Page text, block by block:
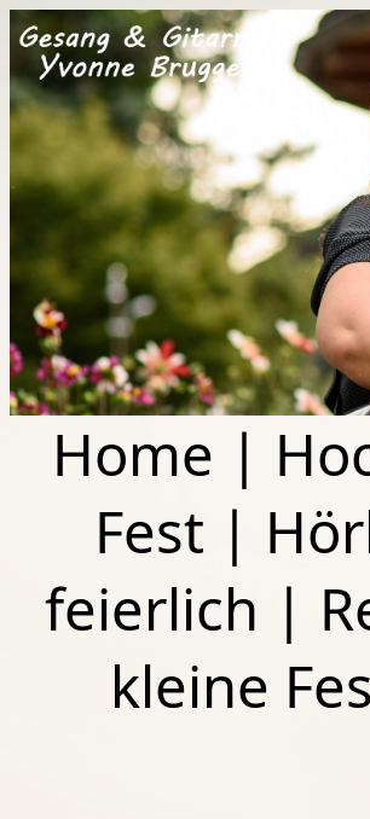
Home |
Fest |
feierlich |
kleine